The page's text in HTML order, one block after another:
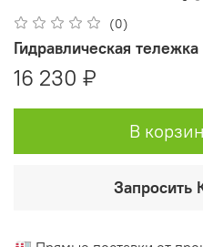
(0)
Гидравлическая
16 230 ₽
В
Запросить